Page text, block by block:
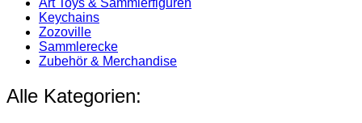
Art Toys & Sammlerfiguren
Keychains
Zozoville
Sammlerecke
Zubehör & Merchandise
Alle Kategorien: